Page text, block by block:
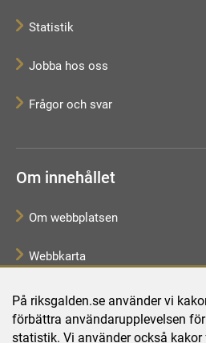
På riksgalden.se använder vi
förbättra användarupplevelsen
statistik. Vi använder också
Statistik
Jobba hos oss
Frågor och svar
Om innehållet
Om webbplatsen
Webbkarta
Tillgänglighetsredogörelse
Behandling av personuppgifter